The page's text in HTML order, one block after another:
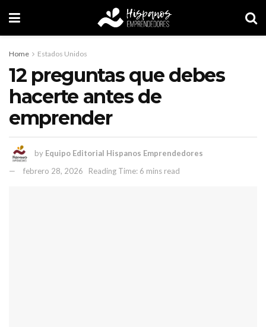
Home Estados Unidos
12 preguntas que debes
hacerte antes de
emprender
by Equipo Editorial Hispanos Emprendedores
febrero 28, 2026
Reading Time: 6 mins read